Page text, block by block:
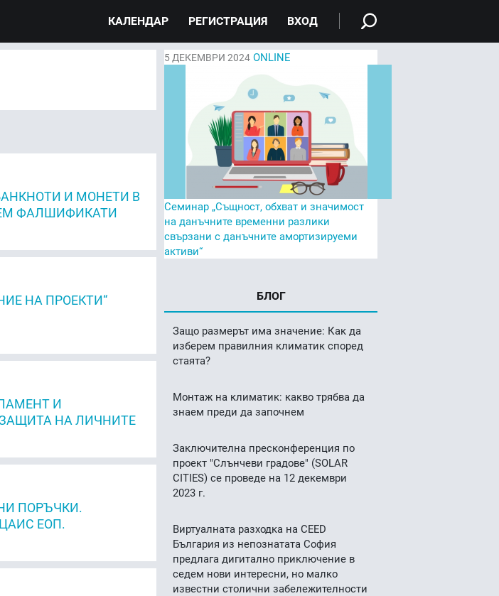
КАЛЕНДАР РЕГИСТРАЦИЯ ВХОД
И МОНЕТИ В
ФАЛШИФИКАТИ
НА ПРОЕКТИ“
И
НА ЛИЧНИТЕ
ПОРЪЧКИ.
ЕОП.
5ДЕКЕМВРИ 2024 ONLINE
Семинар „Същност, обхват и значимост
на данъчните временни разлики
свързани с данъчните амортизируеми
активи“
БЛОГ
Защо размерът има значение: Как да
изберем правилния климатик според
стаята?
Монтаж на климатик: какво трябва да
знаем преди да започнем
Заключителна пресконференция по
проект "Слънчеви градове" (SOLAR
CITIES) се проведе на 12 декември
2023 г.
Виртуалната разходка на CEED
България из непознатата София
предлага дигитално приключение в
седем нови интересни, но малко
известни столични забележителности